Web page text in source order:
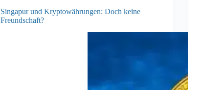
Singapur und Kryptowährungen: Doch keine
Freundschaft?